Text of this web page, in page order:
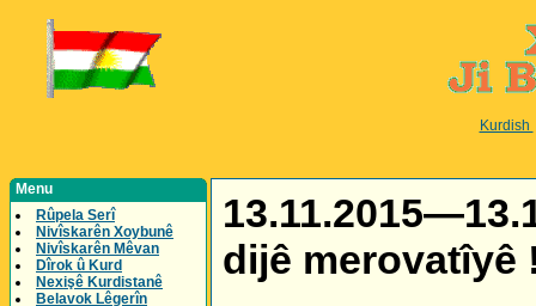
Kurdish
Menu
Rûpela Serî
Nivîskarên Xoybunê
Nivîskarên Mêvan
Dîrok û Kurd
Nexişê Kurdistanê
Belavok Lêgerîn
dijê merovatîyê